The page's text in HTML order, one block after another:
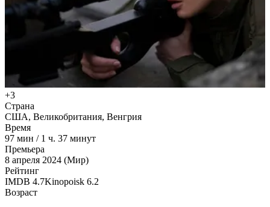
+3
Страна
США, Великобритания, Венгрия
Время
97 мин / 1 ч. 37 минут
Премьера
8 апреля 2024 (Мир)
Рейтинг
IMDB 4.7Kinopoisk 6.2
Возраст